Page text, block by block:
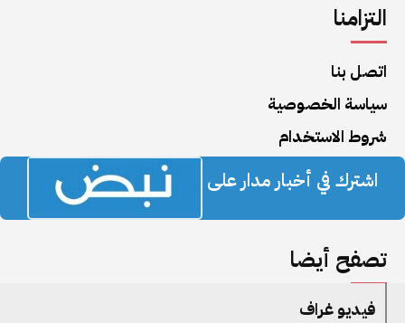
التزامنا
اتصل بنا
سياسة الخصوصية
شروط الاستخدام
اشترك في أخبار مدار على
تصفح أيضا
فيديو غراف